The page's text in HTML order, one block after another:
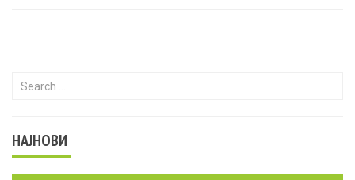
Search for:
НАЈНОВИ